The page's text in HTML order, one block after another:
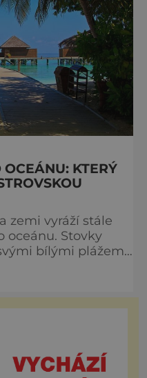
KTERÝ
zemi vyráží stále
oceánu. Stovky
bílými plážemi,
soukromí a
kulinářské
oficiálně zvaný